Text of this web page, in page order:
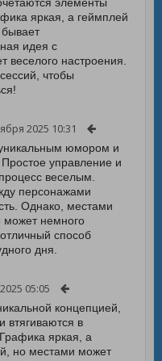
яркая, а геймплей
бывает
идея с
веселого настроения.
чтобы
2025 10:31
уникальным юмором и
управление и
веселым.
персонажами
Однако, местами
может немного
способ
дня.
05:05
концепцией,
втягиваются в
яркая, а
но местами может